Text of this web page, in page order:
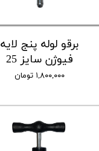
برقو لوله پنج لایه
فیوژن سایز 25
۱,۸۰۰,۰۰۰ تومان